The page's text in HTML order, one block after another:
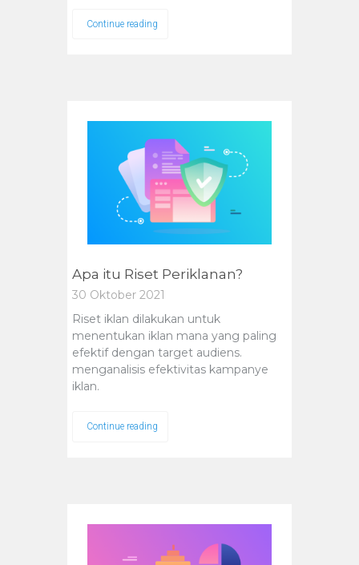
Continue reading
Apa itu Riset Periklanan?
30 Oktober 2021
Riset iklan dilakukan untuk
menentukan iklan mana yang paling
efektif dengan target audiens.
menganalisis efektivitas kampanye
iklan.
Continue reading